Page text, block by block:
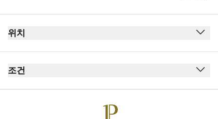
위치
조건
카드 소지자 1인당 동반자 최대 Unlimited명